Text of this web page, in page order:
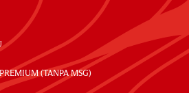
(TANPA MSG)